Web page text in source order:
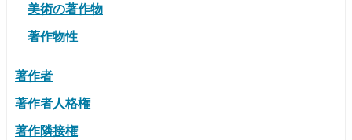
美術の著作物
著作物性
著作者
著作者人格権
著作隣接権